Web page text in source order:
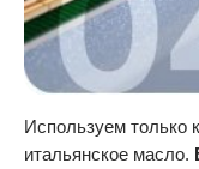
Используем только
итальянское масло.